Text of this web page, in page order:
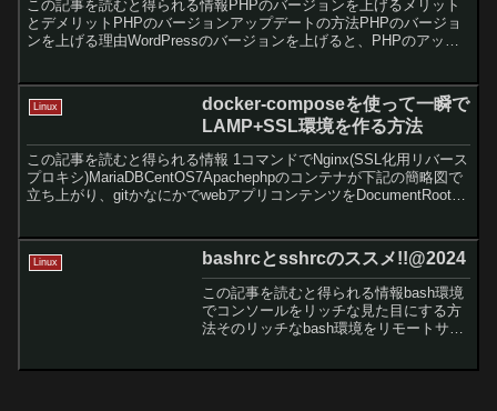
この記事を読むと得られる情報PHPのバージョンを上げるメリット
とデメリットPHPのバージョンアップデートの方法PHPのバージョ
ンを上げる理由WordPressのバージョンを上げると、PHPのアップ
Linux
docker-composeを使って一瞬で
LAMP+SSL環境を作る方法
この記事を読むと得られる情報 1コマンドでNginx(SSL化用リバース
プロキシ)MariaDBCentOS7Apachephpのコンテナが下記の簡略図で
立ち上がり、gitかなにかでwebアプリコンテンツをDocumentRootに
Linux bashrcとsshrcのススメ!!@2024
この記事を読むと得られる情報bash環境
でコンソールをリッチな見た目にする方
法そのリッチなbash環境をリモートサー